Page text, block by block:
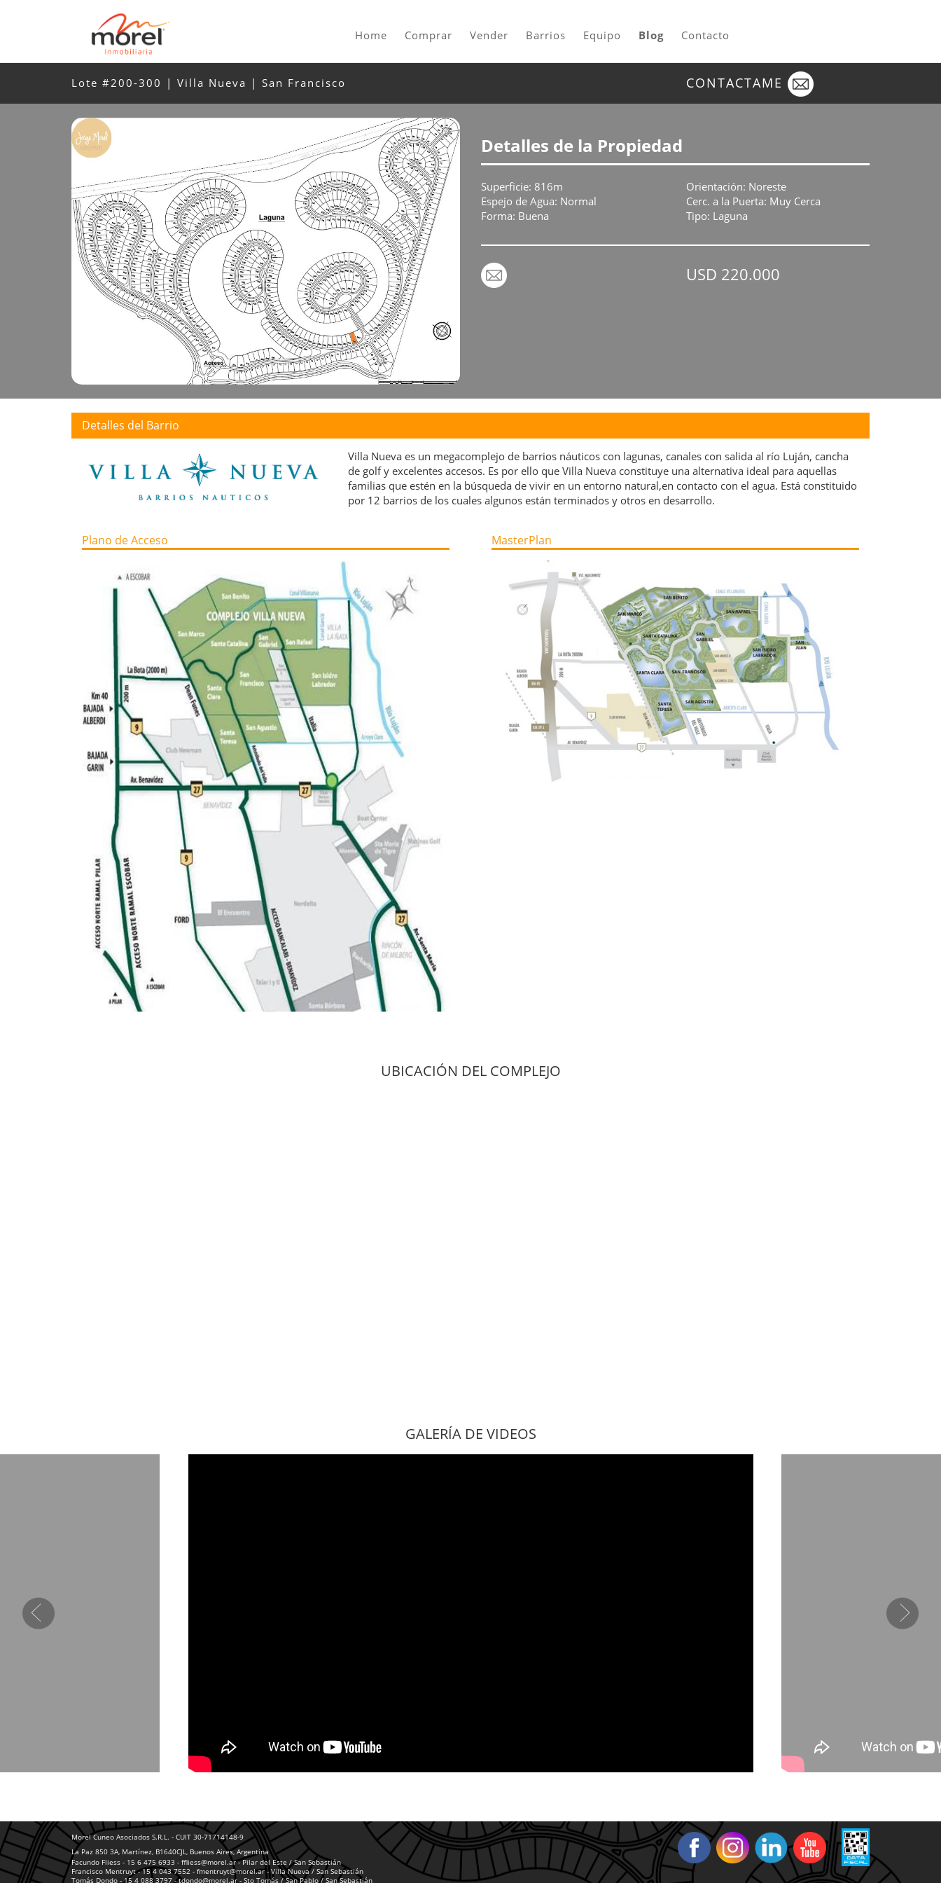
Home Comprar Vender Barrios Equipo Blog Contacto
Lote #200-300 | Villa Nueva | San Francisco CONTACTAME
Detalles de la Propiedad
Superficie: 816m
Orientación: Noreste
Espejo de Agua: Normal
Cerc. a la Puerta: Muy Cerca
Forma: Buena
Tipo: Laguna
USD 220.000
Detalles del Barrio
Villa Nueva es un megacomplejo de barrios náuticos con lagunas, canales con salida al río Luján, cancha
de golf y excelentes accesos. Es por ello que Villa Nueva constituye una alternativa ideal para aquellas
familias que estén en la búsqueda de vivir en un entorno natural,en contacto con el agua. Está constituido
por 12 barrios de los cuales algunos están terminados y otros en desarrollo.
Plano de Acceso MasterPlan
UBICACIÓN DEL COMPLEJO
GALERÍA DE VIDEOS
Morel Cuneo Asociados S.R.L. - CUIT 30-71714148-9
La Paz 850 3A, Martínez, B1640CJL, Buenos Aires, Argentina
Facundo Fliess - 15 6 475 6933 - ffliess@morel.ar- Pilar del Este / San Sebastián
Francisco Mentruyt - 15 4 043 7552 - fmentruyt@morel.ar- Villa Nueva / San Sebastián
Tomás Dondo - 15 4 088 3797 - tdondo@morel.ar - Sto Tomás / San Pablo / San Sebastián